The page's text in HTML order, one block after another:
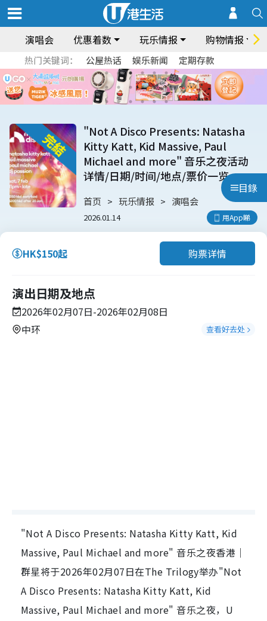
演唱会 优惠着数 玩乐情报 购物情报
热门关键词： 公屋热话 娱乐新闻 定期存款
目錄
"Not A Disco Presents: Natasha
Kitty Katt, Kid Massive, Paul
Michael and more" 音乐之夜活动
详情/日期/时间/地点/票价一览
首页 玩乐情报 演唱会
2026.01.14 用App睇
HK$150起 购票详情
演出日期及地点
2026年02月07日-2026年02月08日
中环
查看好去处
"Not A Disco Presents: Natasha Kitty Katt, Kid
Massive, Paul Michael and more" 音乐之夜香港｜
群星将于2026年02月07日在The Trilogy举办"Not
A Disco Presents: Natasha Kitty Katt, Kid
Massive, Paul Michael and more" 音乐之夜，U